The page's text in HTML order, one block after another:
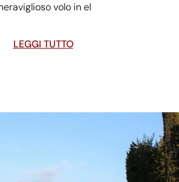
volo in el
LEGGI TUTTO